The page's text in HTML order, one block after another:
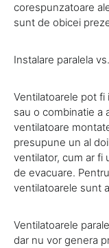
corespunzatoare
sunt de obicei
Instalare paralela
Ventilatoarele pot fi
sau o combinatie a
ventilatoare
presupune un al
ventilator, cum ar fi
de evacuare.
ventilatoarele sunt
Ventilatoarele
dar nu vor genera